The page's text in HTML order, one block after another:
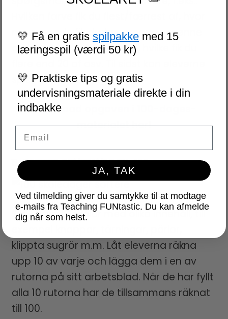
mange røde fik du, hvor mange grønne
og brune fik du tilsammen, hvilke fik du
spise deres Non Stop!
Download opgaven i 100-dages-
materialet her!
5. SORTER GENSTANDE TIL 100
Ställ fram 10 skålar med olika innehåll, till
klippta sugrör m.m. Låt eleverna räkna
upp 10 av varje och lägga dem i en av
rutorna på sitt arbetsblad. När de har fyllt
alla 10 rutorna har de tillsammans räknat
till 100.
💛 Få en gratis spilpakke med 15
læringsspil (værdi 50 kr)
💛 Praktiske tips og gratis
undervisningsmateriale direkte i din
indbakke
JA, TAK
Ved tilmelding giver du samtykke til at modtage
e-mails fra Teaching FUNtastic. Du kan afmelde
dig når som helst.